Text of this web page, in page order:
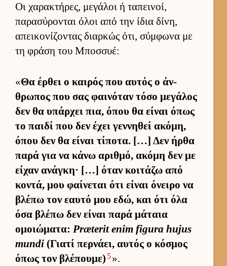
Οι χαρακτήρες, μεγάλοι ή ταπει­νοί,
παρασύρονται όλοι από την ίδια δίνη,
απει­κονίζοντας διαρ­κώς ότι, σύμ­φωνα με
τη φράση του Μποσ­συέ:
«Θα έρ­θει ο και­ρός που αυ­τός ο άν­
θρωπος που σας φαι­νόταν τόσο μεγάλος
δεν θα υπάρ­χει πια, όπου θα εί­ναι όπως
το παιδί που δεν έχει γεν­νηθεί ακόμη,
όπου δεν θα εί­ναι τίποτα. […] Δεν ήρθα
παρά για να κάνω αριθ­μό, ακόμη δεν με
εί­χαν ανάγκη· […] όταν κοι­τάζω από
κοντά, μου φαί­νεται ότι εί­ναι όνειρο να
βλέπω τον εαυτό μου εδώ, και ότι όλα
όσα βλέπω δεν εί­ναι παρά μάταια
ομοιώματα: Præterit enim figura hujus
mundi (Γιατί περ­νάει, αυ­τός ο κόσμος
όπως τον βλέπου­με) 5».